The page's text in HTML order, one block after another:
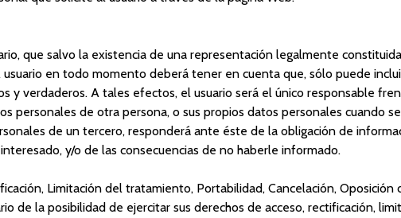
que salvo la existencia de una representación legalmente
en todo momento deberá tener en cuenta que, sólo puede
y verdaderos. A tales efectos, el usuario será el único responsable
personales de otra persona, o sus propios datos personales cuando
de un tercero, responderá ante éste de la obligación de
y/o de las consecuencias de no haberle informado.
Limitación del tratamiento, Portabilidad, Cancelación,
de la posibilidad de ejercitar sus derechos de acceso, rectificación,